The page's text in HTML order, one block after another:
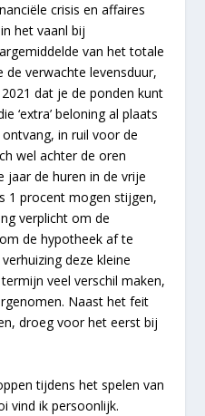
crisis en affaires
het vaanl bij
van het totale
verwachte levensduur,
dat je de ponden kunt
‘extra’ beloning al plaats
in ruil voor de
wel achter de oren
jaar de huren in de vrije
1 procent mogen stijgen,
verplicht om de
de hypotheek af te
deze kleine
veel verschil maken,
Naast het feit
droeg voor het eerst bij
tijdens het spelen van
vind ik persoonlijk.